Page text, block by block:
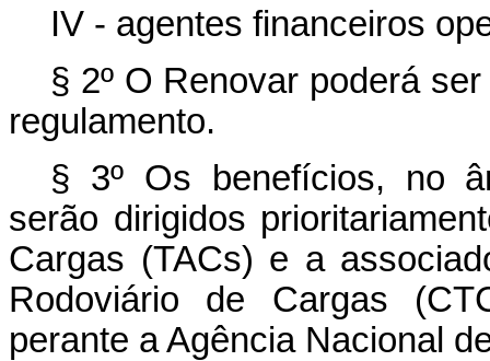
IV - agentes financeiros
§ 2º O Renovar poderá
regulamento.
§ 3º Os benefícios, no
serão dirigidos
Cargas (TACs) e a
Rodoviário de Cargas
perante a Agência Nacional